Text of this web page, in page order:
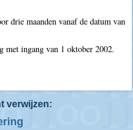
drie maanden vanaf de datum van
ingang van 1 oktober 2002.
verwijzen: